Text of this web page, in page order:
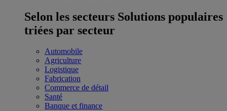
Selon les secteurs Solutions populaires
triées par secteur
Automobile
Agriculture
Logistique
Fabrication
Commerce de détail
Santé
Banque et finance